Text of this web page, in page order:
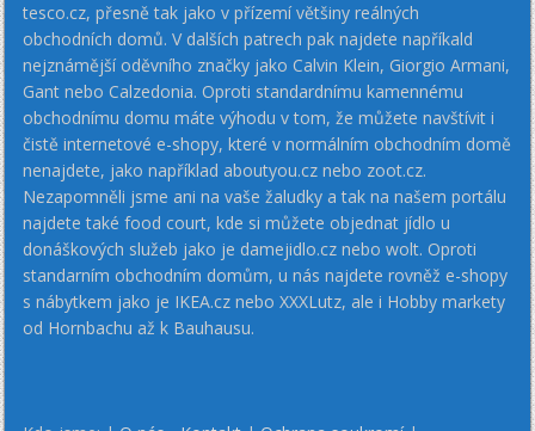
tesco.cz, přesně tak jako v přízemí většiny reálných
obchodních domů. V dalších patrech pak najdete napříkald
nejznámější oděvního značky jako Calvin Klein, Giorgio Armani,
Gant nebo Calzedonia. Oproti standardnímu kamennému
obchodnímu domu máte výhodu v tom, že můžete navštívit i
čistě internetové e-shopy, které v normálním obchodním domě
nenajdete, jako například aboutyou.cz nebo zoot.cz.
Nezapomněli jsme ani na vaše žaludky a tak na našem portálu
najdete také food court, kde si můžete objednat jídlo u
donáškových služeb jako je damejidlo.cz nebo wolt. Oproti
standarním obchodním domům, u nás najdete rovněž e-shopy
s nábytkem jako je IKEA.cz nebo XXXLutz, ale i Hobby markety
od Hornbachu až k Bauhausu.